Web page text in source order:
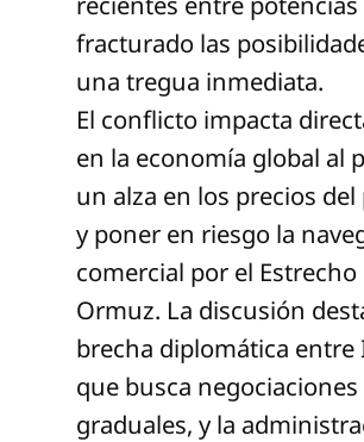
fracturado las
una tregua inmediata.
El conflicto impacta
en la economía global al
un alza en los precios
y poner en riesgo la
comercial por el Estrecho
Ormuz. La discusión
brecha diplomática entre
que busca negociaciones
graduales, y la